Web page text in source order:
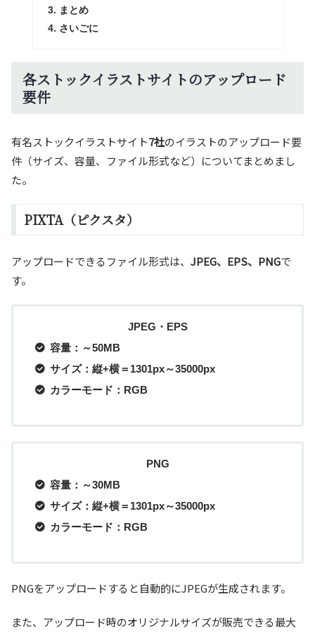
まとめ
さいごに
各ストックイラストサイトのアップロード
要件
有名ストックイラストサイト7社のイラストのアップロード要
件（サイズ、容量、ファイル形式など）についてまとめまし
た。
PIXTA（ピクスタ）
アップロードできるファイル形式は、 JPEG、EPS、PNGで
す。
JPEG・EPS
容量：～50MB
サイズ：縦+横＝1301px～35000px
カラーモード：RGB
PNG
容量：～30MB
サイズ：縦+横＝1301px～35000px
カラーモード：RGB
PNGをアップロードすると自動的にJPEGが生成されます。
また、アップロード時のオリジナルサイズが販売できる最大